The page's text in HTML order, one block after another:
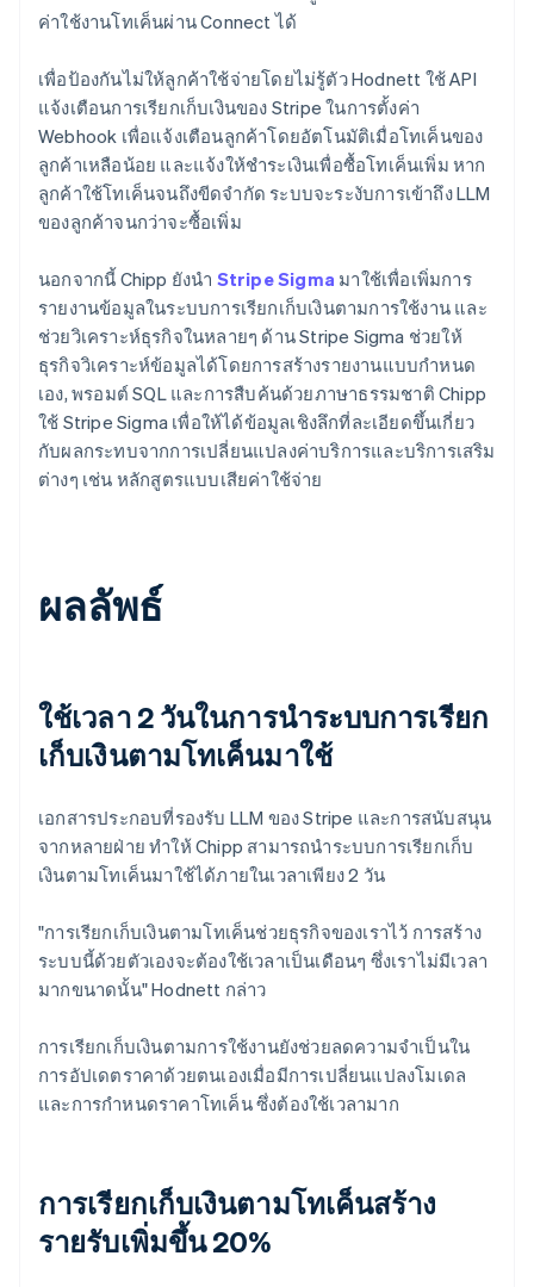
ค่าใช้งานโทเค็นผ่าน Connect ได้
เพื่อป้องกันไม่ให้ลูกค้าใช้จ่ายโดยไม่รู้ตัว Hodnett ใช้ API
แจ้งเตือนการเรียกเก็บเงินของ Stripe ในการตั้งค่า
Webhook เพื่อแจ้งเตือนลูกค้าโดยอัตโนมัติเมื่อโทเค็นของ
ลูกค้าเหลือน้อย และแจ้งให้ชำระเงินเพื่อซื้อโทเค็นเพิ่ม หาก
ลูกค้าใช้โทเค็นจนถึงขีดจำกัด ระบบจะระงับการเข้าถึง LLM
ของลูกค้าจนกว่าจะซื้อเพิ่ม
นอกจากนี้ Chipp ยังนำ Stripe Sigma มาใช้เพื่อเพิ่มการ
รายงานข้อมูลในระบบการเรียกเก็บเงินตามการใช้งาน และ
ช่วยวิเคราะห์ธุรกิจในหลายๆ ด้าน Stripe Sigma ช่วยให้
ธุรกิจวิเคราะห์ข้อมูลได้โดยการสร้างรายงานแบบกำหนด
เอง, พรอมต์ SQL และการสืบค้นด้วยภาษาธรรมชาติ Chipp
ใช้ Stripe Sigma เพื่อให้ได้ข้อมูลเชิงลึกที่ละเอียดขึ้นเกี่ยว
กับผลกระทบจากการเปลี่ยนแปลงค่าบริการและบริการเสริม
ต่างๆ เช่น หลักสูตรแบบเสียค่าใช้จ่าย
ผลลัพธ์
ใช้เวลา 2 วันในการนำระบบการเรียก
เก็บเงินตามโทเค็นมาใช้
เอกสารประกอบที่รองรับ LLM ของ Stripe และการสนับสนุน
จากหลายฝ่าย ทำให้ Chipp สามารถนำระบบการเรียกเก็บ
เงินตามโทเค็นมาใช้ได้ภายในเวลาเพียง 2 วัน
"การเรียกเก็บเงินตามโทเค็นช่วยธุรกิจของเราไว้ การสร้าง
ระบบนี้ด้วยตัวเองจะต้องใช้เวลาเป็นเดือนๆ ซึ่งเราไม่มีเวลา
มากขนาดนั้น" Hodnett กล่าว
การเรียกเก็บเงินตามการใช้งานยังช่วยลดความจำเป็นใน
การอัปเดตราคาด้วยตนเองเมื่อมีการเปลี่ยนแปลงโมเดล
และการกำหนดราคาโทเค็น ซึ่งต้องใช้เวลามาก
การเรียกเก็บเงินตามโทเค็นสร้าง
รายรับเพิ่มขึ้น 20%